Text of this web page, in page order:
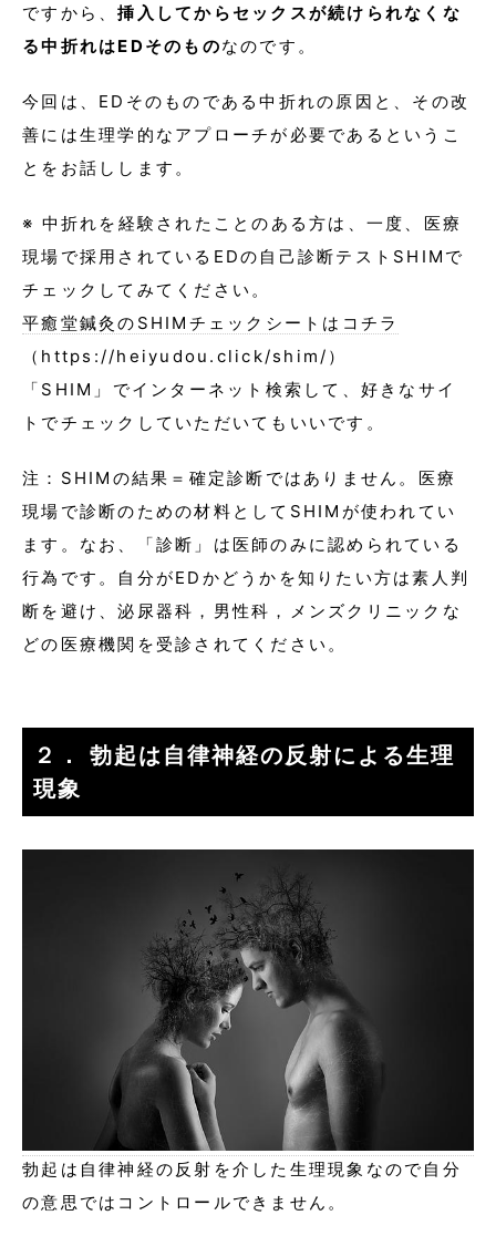
ですから、挿入してからセックスが続けられなくな
る中折れはEDそのものなのです。
今回は、EDそのものである中折れの原因と、その改
善には生理学的なアプローチが必要であるというこ
とをお話しします。
※ 中折れを経験されたことのある方は、一度、医療
現場で採用されているEDの自己診断テストSHIMで
チェックしてみてください。
平癒堂鍼灸のSHIMチェックシートはコチラ
（https://heiyudou.click/shim/）
「SHIM」でインターネット検索して、好きなサイ
トでチェックしていただいてもいいです。
注：SHIMの結果＝確定診断ではありません。医療
現場で診断のための材料としてSHIMが使われてい
ます。なお、「診断」は医師のみに認められている
行為です。自分がEDかどうかを知りたい方は素人判
断を避け、泌尿器科，男性科，メンズクリニックな
どの医療機関を受診されてください。
２． 勃起は自律神経の反射による生理
現象
勃起は自律神経の反射を介した生理現象なので自分
の意思ではコントロールできません。